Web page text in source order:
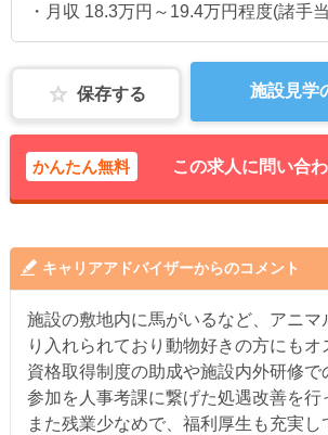
・月収 18.3万円～19.4万円程度(諸手
保存する 施設見学
かんたん無料 この求人に問い合
キャリアアドバイザーからのコメント
施設の敷地内に馬がいるなど、アニマ
り入れられており動物好きの方にもオ
資格取得制度の助成や施設内外研修で
参加を人事考課に繋げた処遇改善を行
また残業少なめで、福利厚生も充実し